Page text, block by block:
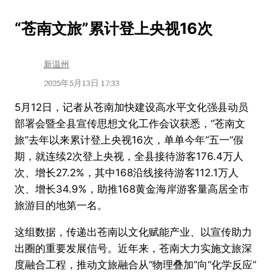
“苍南文旅”累计登上央视16次
新温州
2025年5月13日 17:33
5月12日，记者从苍南加快建设高水平文化强县动员
部署会暨全县宣传思想文化工作会议获悉，“苍南文
旅”去年以来累计登上央视16次，单单今年“五一”假
期，就连续2次登上央视，全县接待游客176.4万人
次、增长27.2%，其中168沿线接待游客112.1万人
次、增长34.9%，助推168黄金海岸游客量高居全市
旅游目的地第一名。
这组数据，传递出苍南以文化赋能产业、以宣传助力
出圈的重要发展信号。近年来，苍南大力实施文旅深
度融合工程，推动文旅融合从“物理叠加”向“化学反应”